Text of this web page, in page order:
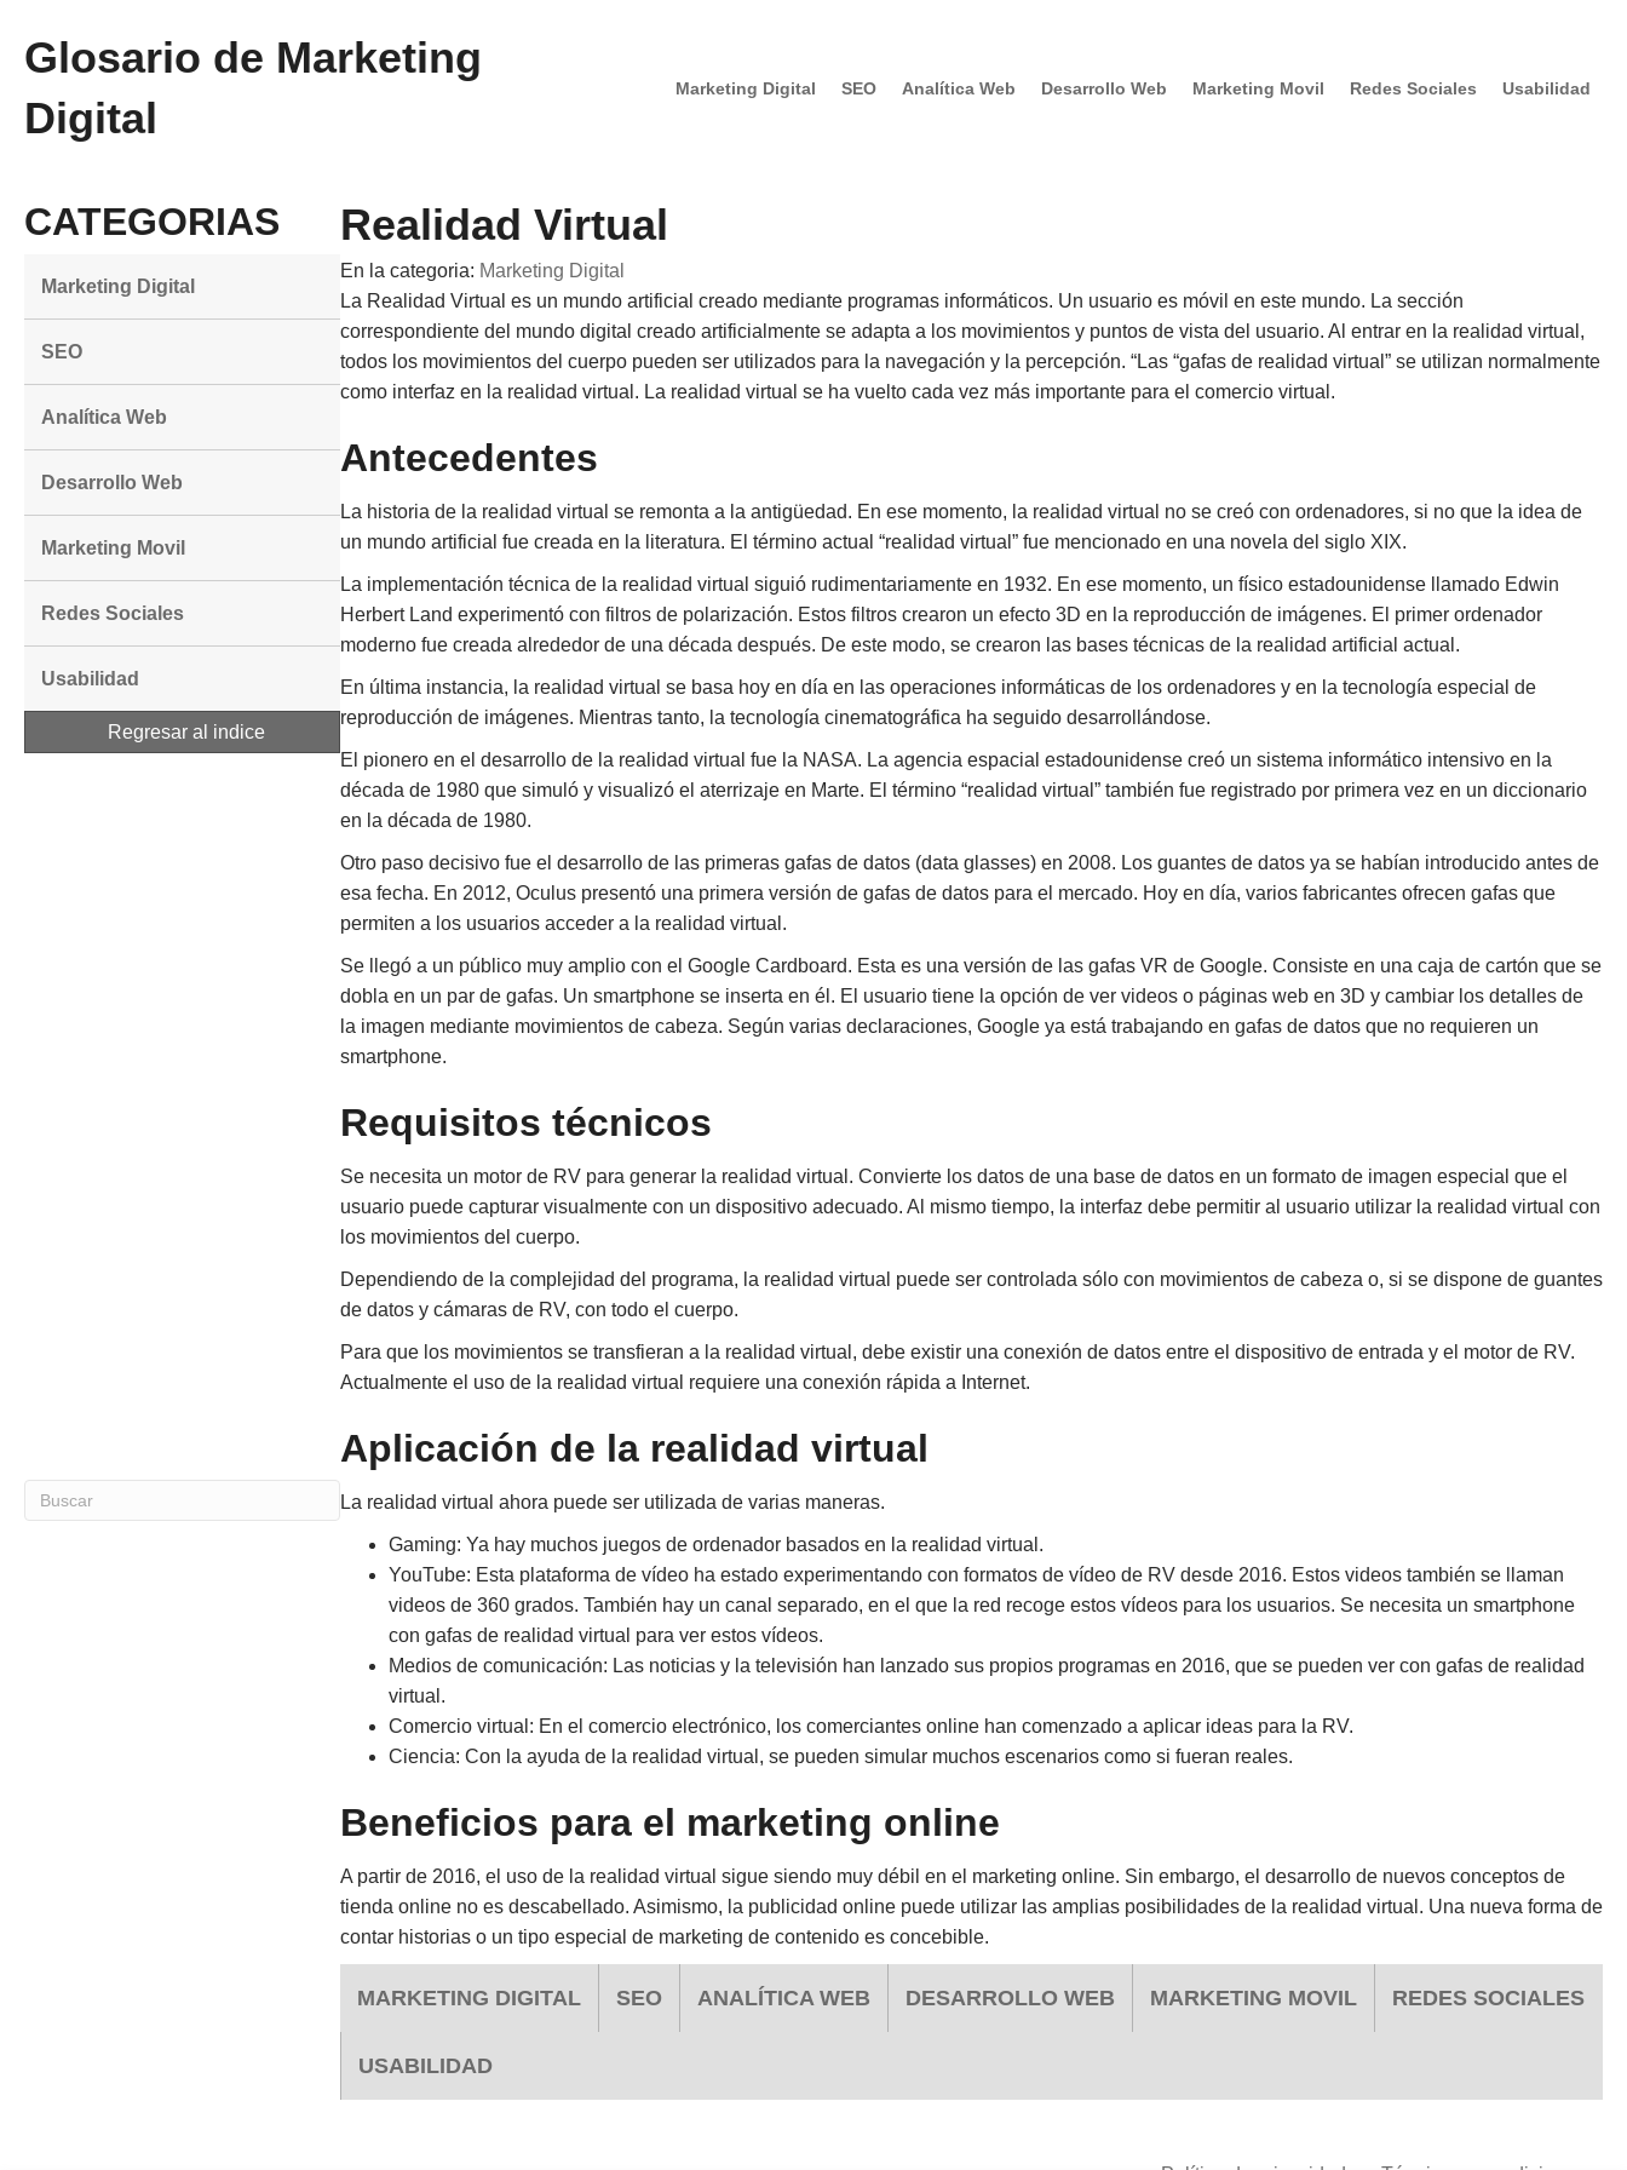
Glosario de Marketing
Digital
Marketing Digital SEO Analítica Web Desarrollo Web Marketing Movil Redes Sociales Usabilidad
CATEGORIAS
Marketing Digital
SEO
Analítica Web
Desarrollo Web
Marketing Movil
Redes Sociales
Usabilidad
Regresar al indice
Realidad Virtual
En la categoria: Marketing Digital
La Realidad Virtual es un mundo artificial creado mediante programas informáticos. Un usuario es móvil en este mundo. La sección
correspondiente del mundo digital creado artificialmente se adapta a los movimientos y puntos de vista del usuario. Al entrar en la realidad virtual,
todos los movimientos del cuerpo pueden ser utilizados para la navegación y la percepción. “Las “gafas de realidad virtual” se utilizan normalmente
como interfaz en la realidad virtual. La realidad virtual se ha vuelto cada vez más importante para el comercio virtual.
Antecedentes
La historia de la realidad virtual se remonta a la antigüedad. En ese momento, la realidad virtual no se creó con ordenadores, si no que la idea de
un mundo artificial fue creada en la literatura. El término actual “realidad virtual” fue mencionado en una novela del siglo XIX.
La implementación técnica de la realidad virtual siguió rudimentariamente en 1932. En ese momento, un físico estadounidense llamado Edwin
Herbert Land experimentó con filtros de polarización. Estos filtros crearon un efecto 3D en la reproducción de imágenes. El primer ordenador
moderno fue creada alrededor de una década después. De este modo, se crearon las bases técnicas de la realidad artificial actual.
En última instancia, la realidad virtual se basa hoy en día en las operaciones informáticas de los ordenadores y en la tecnología especial de
reproducción de imágenes. Mientras tanto, la tecnología cinematográfica ha seguido desarrollándose.
El pionero en el desarrollo de la realidad virtual fue la NASA. La agencia espacial estadounidense creó un sistema informático intensivo en la
década de 1980 que simuló y visualizó el aterrizaje en Marte. El término “realidad virtual” también fue registrado por primera vez en un diccionario
en la década de 1980.
Otro paso decisivo fue el desarrollo de las primeras gafas de datos (data glasses) en 2008. Los guantes de datos ya se habían introducido antes de
esa fecha. En 2012, Oculus presentó una primera versión de gafas de datos para el mercado. Hoy en día, varios fabricantes ofrecen gafas que
permiten a los usuarios acceder a la realidad virtual.
Se llegó a un público muy amplio con el Google Cardboard. Esta es una versión de las gafas VR de Google. Consiste en una caja de cartón que se
dobla en un par de gafas. Un smartphone se inserta en él. El usuario tiene la opción de ver videos o páginas web en 3D y cambiar los detalles de
la imagen mediante movimientos de cabeza. Según varias declaraciones, Google ya está trabajando en gafas de datos que no requieren un
smartphone.
Requisitos técnicos
Se necesita un motor de RV para generar la realidad virtual. Convierte los datos de una base de datos en un formato de imagen especial que el
usuario puede capturar visualmente con un dispositivo adecuado. Al mismo tiempo, la interfaz debe permitir al usuario utilizar la realidad virtual con
los movimientos del cuerpo.
Dependiendo de la complejidad del programa, la realidad virtual puede ser controlada sólo con movimientos de cabeza o, si se dispone de guantes
de datos y cámaras de RV, con todo el cuerpo.
Para que los movimientos se transfieran a la realidad virtual, debe existir una conexión de datos entre el dispositivo de entrada y el motor de RV.
Actualmente el uso de la realidad virtual requiere una conexión rápida a Internet.
Aplicación de la realidad virtual
La realidad virtual ahora puede ser utilizada de varias maneras.
Gaming: Ya hay muchos juegos de ordenador basados en la realidad virtual.
YouTube: Esta plataforma de vídeo ha estado experimentando con formatos de vídeo de RV desde 2016. Estos videos también se llaman
videos de 360 grados. También hay un canal separado, en el que la red recoge estos vídeos para los usuarios. Se necesita un smartphone
con gafas de realidad virtual para ver estos vídeos.
Medios de comunicación: Las noticias y la televisión han lanzado sus propios programas en 2016, que se pueden ver con gafas de realidad
virtual.
Comercio virtual: En el comercio electrónico, los comerciantes online han comenzado a aplicar ideas para la RV.
Ciencia: Con la ayuda de la realidad virtual, se pueden simular muchos escenarios como si fueran reales.
Beneficios para el marketing online
A partir de 2016, el uso de la realidad virtual sigue siendo muy débil en el marketing online. Sin embargo, el desarrollo de nuevos conceptos de
tienda online no es descabellado. Asimismo, la publicidad online puede utilizar las amplias posibilidades de la realidad virtual. Una nueva forma de
contar historias o un tipo especial de marketing de contenido es concebible.
MARKETING DIGITAL SEO ANALÍTICA WEB DESARROLLO WEB MARKETING MOVIL REDES SOCIALES
USABILIDAD